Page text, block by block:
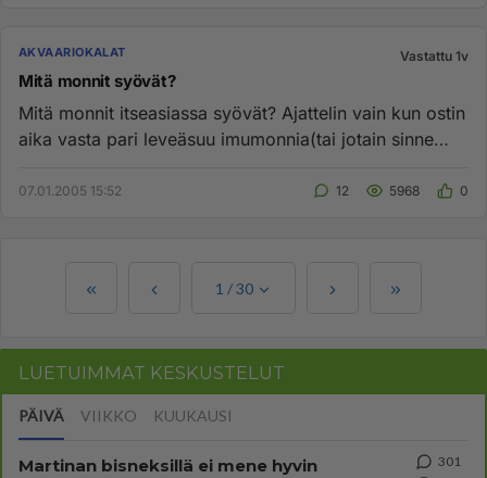
AKVAARIOKALAT Vastattu 1v
Mitä monnit syövät?
Mitä monnit itseasiassa syövät? Ajattelin vain kun ostin
aika vasta pari leveäsuu imumonnia(tai jotain sinne
07.01.2005 15:52 12 5968 0
1 /30
LUETUIMMAT KESKUSTELUT
PÄIVÄ VIIKKO KUUKAUSI
Martinan bisneksillä ei mene hyvin
301